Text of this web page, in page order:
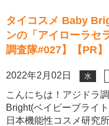
タイコスメ Baby
ンの「アイローラセ
調査隊#027】【PR】
2022年2月02日 水
こんにちは！アジドラ
Bright(ベイビーブライ
日本機能性コスメ研究